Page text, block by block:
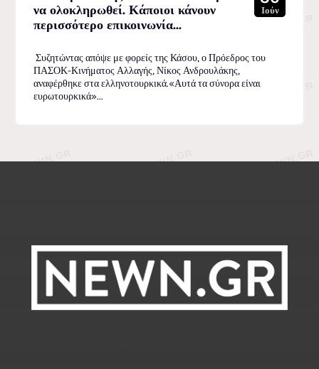
να ολοκληρωθεί. Κάποιοι κάνουν
περισσότερο επικοινωνία...
Ιούν
Συζητώντας απόψε με φορείς της Κάσου, ο Πρόεδρος του
ΠΑΣΟΚ-Κινήματος Αλλαγής, Νίκος Ανδρουλάκης,
αναφέρθηκε στα ελληνοτουρκικά.«Αυτά τα σύνορα είναι
ευρωτουρκικά»...